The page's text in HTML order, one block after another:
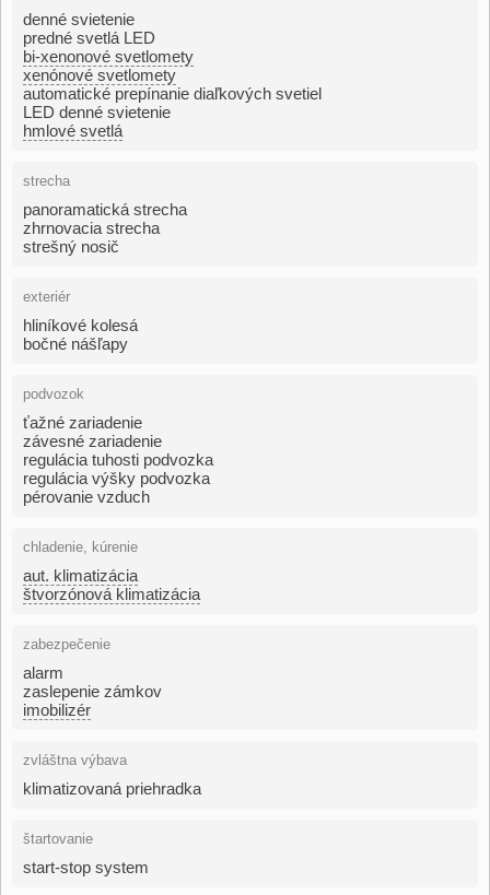
denné svietenie
predné svetlá LED
bi-xenonové svetlomety
xenónové svetlomety
automatické prepínanie diaľkových svetiel
LED denné svietenie
hmlové svetlá
strecha
panoramatická strecha
zhrnovacia strecha
strešný nosič
exteriér
hliníkové kolesá
bočné nášľapy
podvozok
ťažné zariadenie
závesné zariadenie
regulácia tuhosti podvozka
regulácia výšky podvozka
pérovanie vzduch
chladenie, kúrenie
aut. klimatizácia
štvorzónová klimatizácia
zabezpečenie
alarm
zaslepenie zámkov
imobilizér
zvláštna výbava
klimatizovaná priehradka
štartovanie
start-stop system